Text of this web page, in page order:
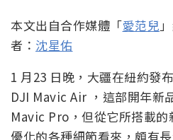
本文出自合作媒體「愛范兒
者： 沈星佑
1 月23 日晚，大疆在紐約發
DJI Mavic Air ，這部開年新
Mavic Pro，但從它所搭載
優化的各種細節看來，頗有